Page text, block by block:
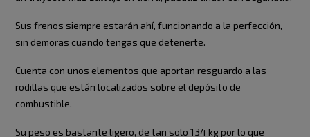
Sus frenos siempre estarán ahí, funcionando a la perfección,
sin demoras cuando tengas que detenerte.
Cuenta con unos elementos que aportan resguardo a las
rodillas que están localizados sobre el depósito de
combustible.
Su peso es bastante ligero, de tan solo 134 kg por lo que